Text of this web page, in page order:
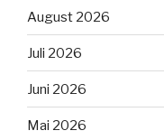
August 2026
Juli 2026
Juni 2026
Mai 2026